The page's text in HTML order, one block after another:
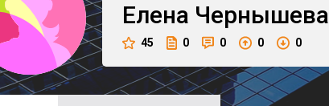
Елена Чернышева
45 0 0 0 0